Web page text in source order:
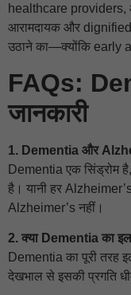
healthcare providers,
आरामदायक और
उठाने का—क्योंकि early
FAQs:
जानकारी
1. Dementia और
Dementia एक सिंड्रोम
है। यानी हर
Alzheimer’s नहीं।
2. क्या Dementia का
Dementia का पूरी तरह
देखभाल से इसकी प्रगति